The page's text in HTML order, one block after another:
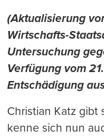
(Aktualisierung
Wirtschafts-
Untersuchung
Verfügung vom
Entschädigung
Christian Katz gibt
kenne sich nun